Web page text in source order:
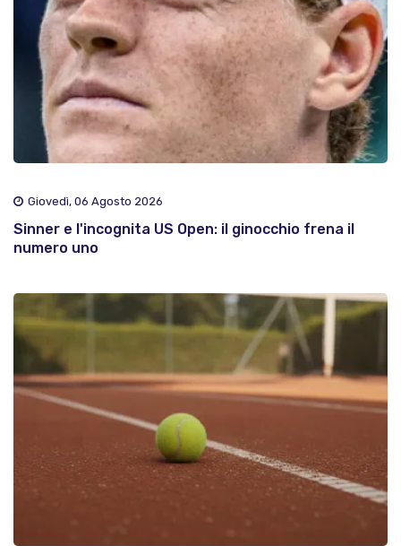
Giovedì, 06 Agosto 2026
Sinner e l'incognita US Open: il ginocchio frena il
numero uno